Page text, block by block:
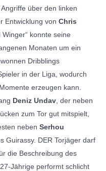
über den linken
Entwicklung von Chris
konnte seine
Monaten um ein
Dribblings
in der Liga, wodurch
erzeugen kann.
Deniz Undav , der neben
zum Tor gut mitspielt,
neben Serhou
Guirassy. DER Torjäger darf
die Beschreibung des
Jährige performt schlicht